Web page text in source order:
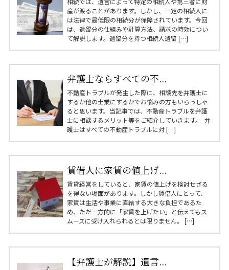
産が渡ることがあります。しかし、一定の相続人に
は法律で最低限の相続分が保障されています。今回
は、遺留分の仕組みや計算方法、請求の時効につい
て解説します。遺留分を持つ相続人遺留 […]
弁護士ならすべての不...
不動産トラブルが発生した際に、相談先を弁護士に
するか他の士業にするかでお悩みの方もいらっしゃ
ると思います。当記事では、不動産トラブルを弁護
士に相談するメリット等をご紹介していきます。 弁
護士はすべての不動産トラブルに対 […]
賃借人に家賃の値上げ...
賃貸経営をしていると、家賃の値上げを検討せざる
を得ない場面があります。しかし賃借人にとって、
家賃は生活や事業に直結する大きな負担であるた
め、ただ一方的に「家賃を上げたい」と伝えてもス
ムーズに受け入れられるとは限りません。 […]
【弁護士が解説】遺言...